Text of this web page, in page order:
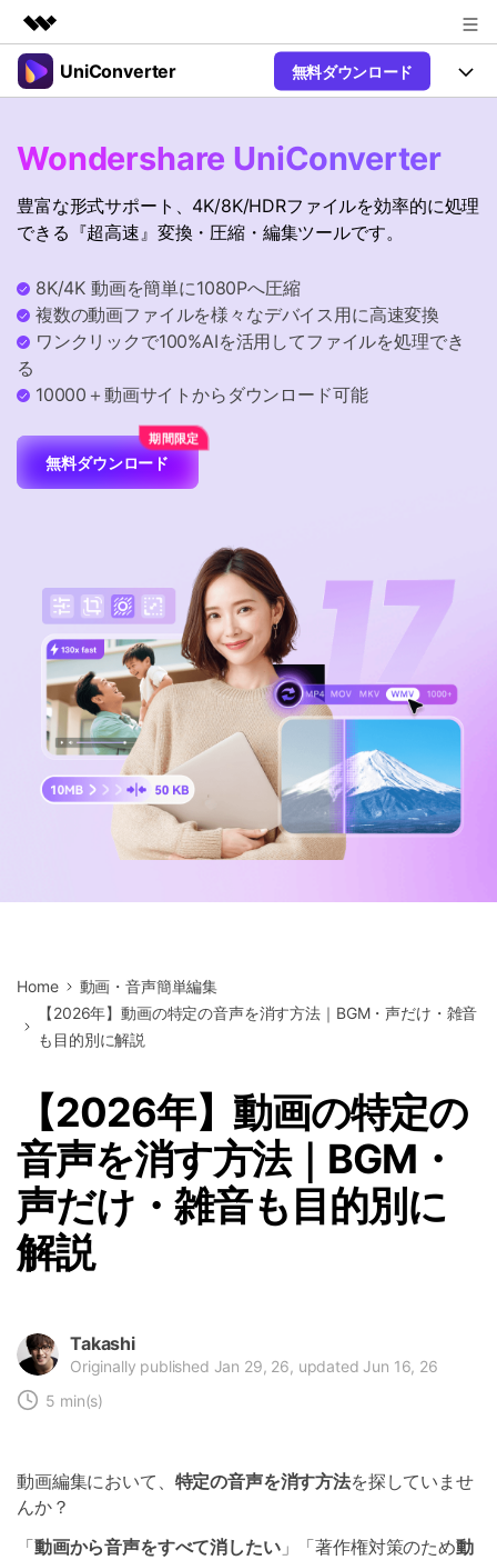
製品
ユーティリティ
概要
ソリューション
プラン＆価格
サポート
UniConverter 無料ダウンロード
UniConverter-動画変換ソフト
UniConverter Windows版
音声をテキストに
確かつ便利にテキストに変換
New
【簡単】複数の動画ファイルを
Hot
AI 機能
オンラインツール
オンライン動画圧縮ツール
動画・画像の無料圧縮
オンライン動画変換ツール
動画・音声・画像の無料変換
Hot
Ver17へアップグレード
使い方&コツ
操作ガイド
動画関連のコツ
特集ページ
サポート
バージョン履歴
search
Wondershare UniConverter
豊富な形式サポート、4K/8K/HDRファイルを効率的に処理
できる『超高速』変換・圧縮・編集ツールです。
8K/4K 動画を簡単に1080Pへ圧縮
複数の動画ファイルを様々なデバイス用に高速変換
ワンクリックで100%AIを活用してファイルを処理でき
る
10000＋動画サイトからダウンロード可能
無料ダウンロード
Home
動画・音声簡単編集
【2026年】動画の特定の音声を消す方法｜BGM・声だけ・雑音
も目的別に解説
【2026年】動画の特定の
音声を消す方法｜BGM・
声だけ・雑音も目的別に
解説
Takashi
Originally published Jan 29, 26, updated Jun 16, 26
5 min(s)
動画編集において、 特定の音声を消す方法を探していませ
んか？
「動画から音声をすべて消したい」「著作権対策のため動